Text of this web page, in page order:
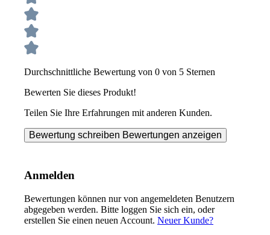
Durchschnittliche Bewertung von 0 von 5 Sternen
Bewerten Sie dieses Produkt!
Teilen Sie Ihre Erfahrungen mit anderen Kunden.
Bewertung schreiben Bewertungen anzeigen
Anmelden
Bewertungen können nur von angemeldeten Benutzern
abgegeben werden. Bitte loggen Sie sich ein, oder
erstellen Sie einen neuen Account. Neuer Kunde?